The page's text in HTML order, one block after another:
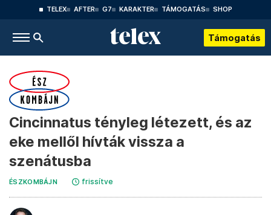
TELEX AFTER G7 KARAKTER TÁMOGATÁS SHOP
Támogatás
Cincinnatus tényleg létezett, és az
eke mellől hívták vissza a
szenátusba
ÉSZKOMBÁJN frissítve